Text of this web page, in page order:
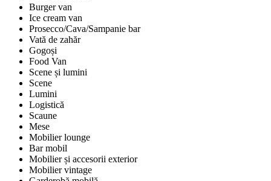
Burger van
Ice cream van
Prosecco/Cava/Sampanie bar
Vată de zahăr
Gogoși
Food Van
Scene și lumini
Scene
Lumini
Logistică
Scaune
Mese
Mobilier lounge
Bar mobil
Mobilier și accesorii exterior
Mobilier vintage